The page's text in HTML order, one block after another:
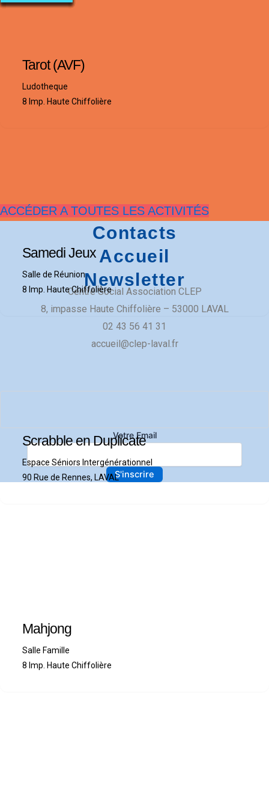
Tarot (AVF)
Ludotheque
8 Imp. Haute Chiffolière
Samedi Jeux
Salle de Réunion
8 Imp. Haute Chiffolière
Scrabble en Duplicate
Espace Séniors Intergénérationnel
90 Rue de Rennes, LAVAL
Mahjong
Salle Famille
8 Imp. Haute Chiffolière
ACCÉDER A TOUTES LES ACTIVITÉS
Contacts
Accueil
Newsletter
Centre Social Association CLEP
​8, impasse Haute Chiffolière – 53000 LAVAL​
02 43 56 41 31
accueil@clep-laval.fr
Votre Email